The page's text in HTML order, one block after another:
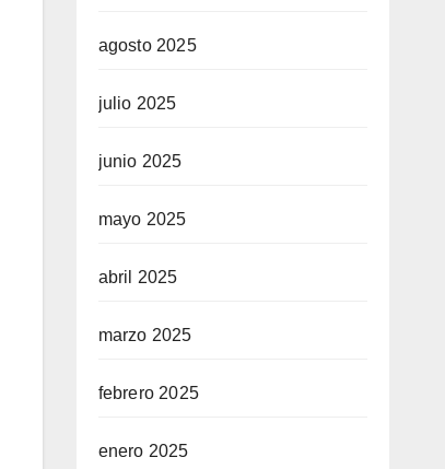
agosto 2025
julio 2025
junio 2025
mayo 2025
abril 2025
marzo 2025
febrero 2025
enero 2025